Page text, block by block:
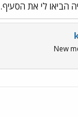
הביאו לי את הסעיף.
New